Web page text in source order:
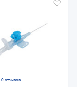
0 отзывов